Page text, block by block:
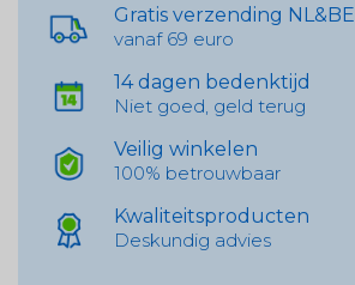
Gratis verzending NL&BE
vanaf 69 euro
14 dagen bedenktijd
Niet goed, geld terug
Veilig winkelen
100% betrouwbaar
Kwaliteitsproducten
Deskundig advies